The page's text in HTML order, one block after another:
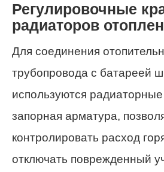
Регулировочные
радиаторов
Для соединения
трубопровода с батареей
используются
запорная арматура,
контролировать расход
отключать поврежденный